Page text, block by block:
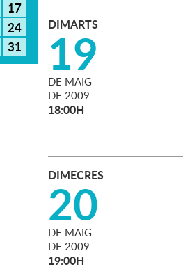
17
24
31
DIMARTS
19
DE MAIG
DE 2009
18:00H
DIMECRES
20
DE MAIG
DE 2009
19:00H